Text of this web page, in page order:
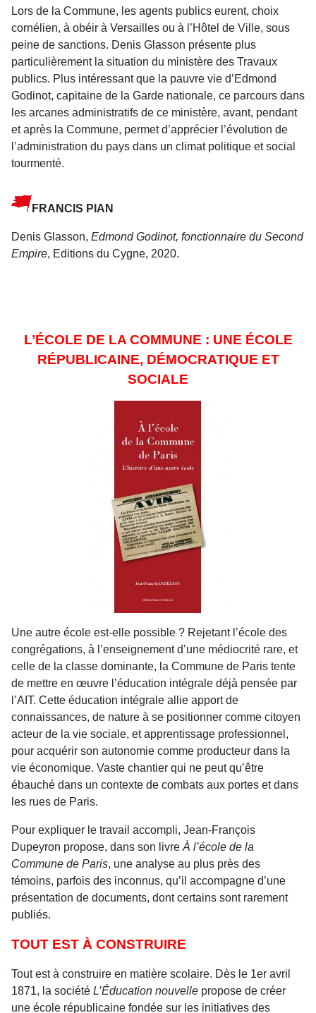
Lors de la Commune, les agents publics eurent, choix
cornélien, à obéir à Versailles ou à l’Hôtel de Ville, sous
peine de sanctions. Denis Glasson présente plus
particulièrement la situation du ministère des Travaux
publics. Plus intéressant que la pauvre vie d’Edmond
Godinot, capitaine de la Garde nationale, ce parcours dans
les arcanes administratifs de ce ministère, avant, pendant
et après la Commune, permet d’apprécier l’évolution de
l’administration du pays dans un climat politique et social
tourmenté.
FRANCIS PIAN
Denis Glasson, Edmond Godinot, fonctionnaire du Second
Empire, Editions du Cygne, 2020.
L’ÉCOLE DE LA COMMUNE : UNE ÉCOLE
RÉPUBLICAINE, DÉMOCRATIQUE ET
SOCIALE
Une autre école est-elle possible ? Rejetant l’école des
congrégations, à l’enseignement d’une médiocrité rare, et
celle de la classe dominante, la Commune de Paris tente
de mettre en œuvre l’éducation intégrale déjà pensée par
l’AIT. Cette éducation intégrale allie apport de
connaissances, de nature à se positionner comme citoyen
acteur de la vie sociale, et apprentissage professionnel,
pour acquérir son autonomie comme producteur dans la
vie économique. Vaste chantier qui ne peut qu’être
ébauché dans un contexte de combats aux portes et dans
les rues de Paris.
Pour expliquer le travail accompli, Jean-François
Dupeyron propose, dans son livre À l’école de la
Commune de Paris, une analyse au plus près des
témoins, parfois des inconnus, qu’il accompagne d’une
présentation de documents, dont certains sont rarement
publiés.
TOUT EST À CONSTRUIRE
Tout est à construire en matière scolaire. Dès le 1er avril
1871, la société L’Éducation nouvelle propose de créer
une école républicaine fondée sur les initiatives des